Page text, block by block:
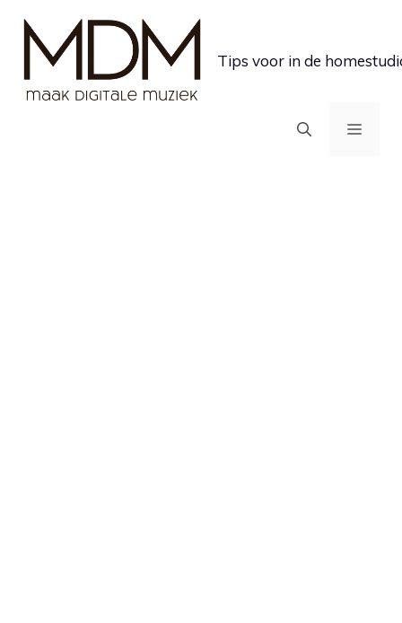
inhoud
Tips voor in de
MENU